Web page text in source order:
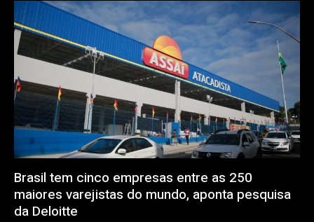
Brasil tem cinco empresas entre as 250
maiores varejistas do mundo, aponta pesquisa
da Deloitte